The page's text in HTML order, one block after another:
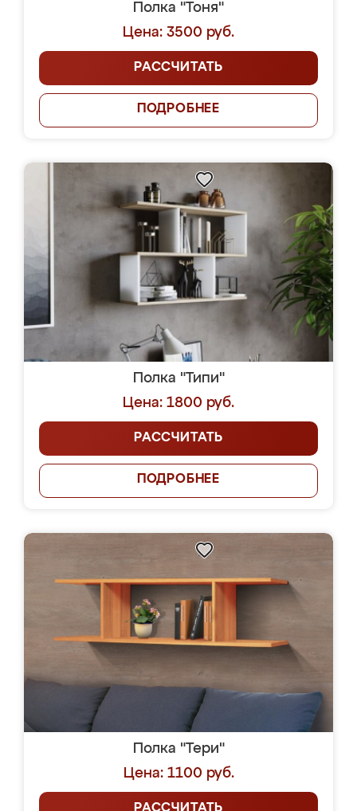
Полка "Тоня"
Цена: 3500 руб.
РАССЧИТАТЬ
ПОДРОБНЕЕ
Полка "Типи"
Цена: 1800 руб.
РАССЧИТАТЬ
ПОДРОБНЕЕ
Полка "Тери"
Цена: 1100 руб.